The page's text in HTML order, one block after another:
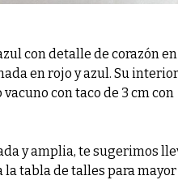
con detalle de corazón en
en rojo y azul. Su
con taco de 3 cm con
y amplia, te sugerimos
tabla de talles para mayor